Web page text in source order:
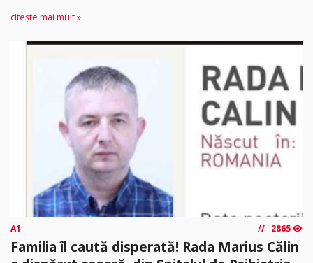
citește mai mult »
A1 2865
Familia îl caută disperată! Rada Marius Călin